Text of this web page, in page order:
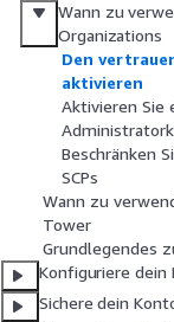
Wann zu
Organizations
Den
aktivieren
Aktivieren Sie
Beschränken
SCPs
Wann zu
Tower
Grundlegendes
Konfiguriere dein
Sichere dein